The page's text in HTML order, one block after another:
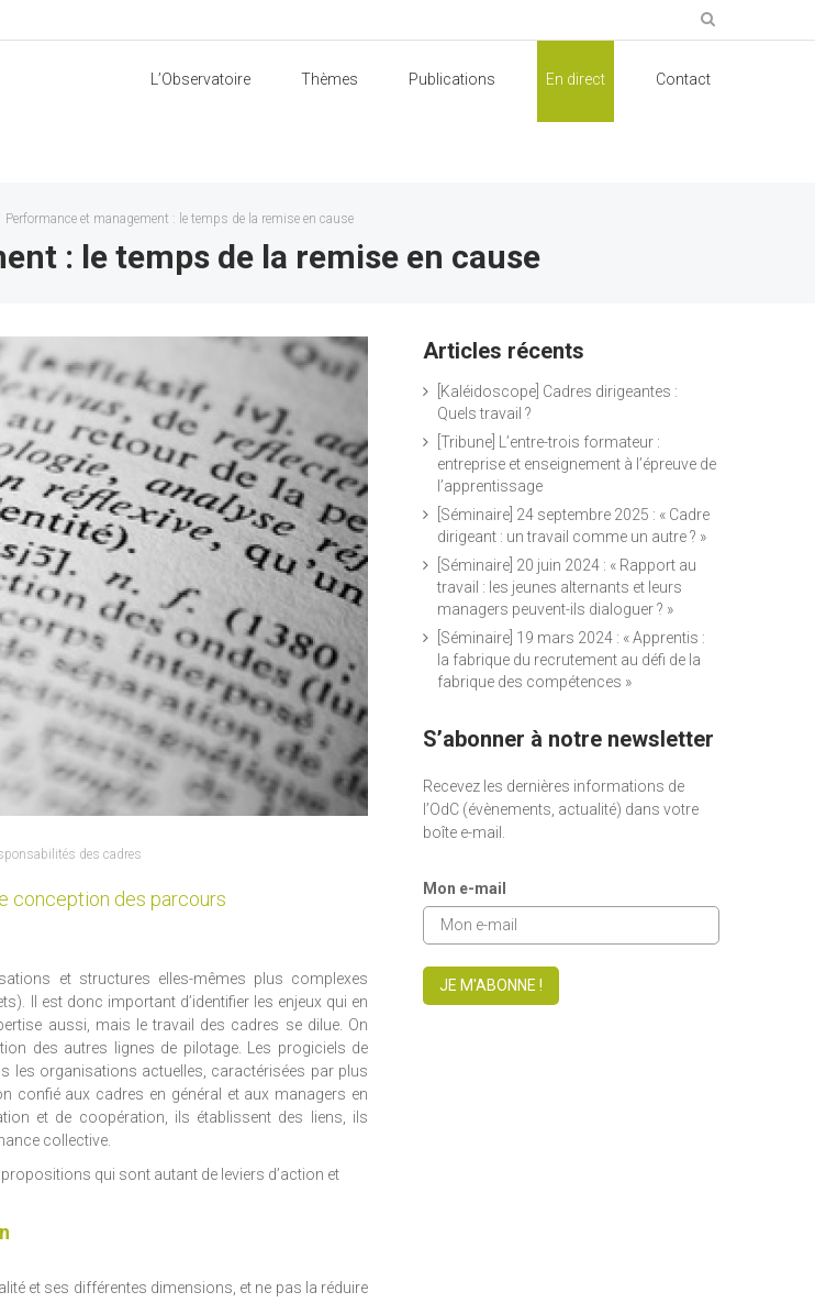
L’Observatoire Thèmes Publications En direct Contact
Performance et management : le temps de la remise en cause
: le temps de la remise en cause
des cadres
conception des parcours
et structures elles-mêmes plus complexes
Il est donc important d’identifier les enjeux qui en
aussi, mais le travail des cadres se dilue. On
des autres lignes de pilotage. Les progiciels de
les organisations actuelles, caractérisées par plus
confié aux cadres en général et aux managers en
et de coopération, ils établissent des liens, ils
collective.
qui sont autant de leviers d’action et
et ses différentes dimensions, et ne pas la réduire
Articles récents
[Kaléidoscope] Cadres dirigeantes :
Quels travail ?
[Tribune] L’entre-trois formateur :
entreprise et enseignement à l’épreuve de
l’apprentissage
[Séminaire] 24 septembre 2025 : « Cadre
dirigeant : un travail comme un autre ? »
[Séminaire] 20 juin 2024 : « Rapport au
travail : les jeunes alternants et leurs
managers peuvent-ils dialoguer ? »
[Séminaire] 19 mars 2024 : « Apprentis :
la fabrique du recrutement au défi de la
fabrique des compétences »
S’abonner à notre newsletter
Recevez les dernières informations de
l’OdC (évènements, actualité) dans votre
boîte e-mail.
Mon e-mail
JE M'ABONNE !